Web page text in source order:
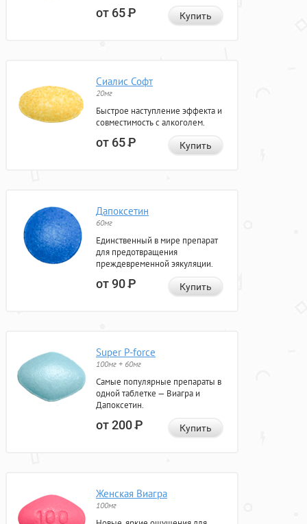
от 65Р Купить
Сиалис Софт
20мг
Быстрое наступление эффекта и
совместимость с алкоголем.
от 65Р Купить
Дапоксетин
60мг
Единственный в мире препарат
для предотвращения
преждевременной эякуляции.
от 90Р Купить
Super P-force
100мг + 60мг
Самые популярные препараты в
одной таблетке — Виагра и
Дапоксетин.
от 200Р Купить
Женская Виагра
100мг